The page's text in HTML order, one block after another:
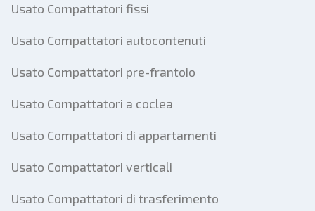
Usato Compattatori fissi
Usato Compattatori autocontenuti
Usato Compattatori pre-frantoio
Usato Compattatori a coclea
Usato Compattatori di appartamenti
Usato Compattatori verticali
Usato Compattatori di trasferimento